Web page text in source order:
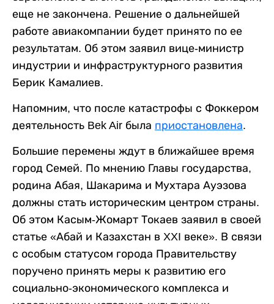
еще не закончена. Решение о дальнейшей
работе авиакомпании будет принято по ее
результатам. Об этом заявил вице-министр
индустрии и инфраструктурного развития
Берик Камалиев.
Напомним, что после катастрофы с Фоккером
деятельность Bek Air была приостановлена.
Большие перемены ждут в ближайшее время
город Семей. По мнению Главы государства,
родина Абая, Шакарима и Мухтара Ауэзова
должны стать историческим центром страны.
Об этом Касым-Жомарт Токаев заявил в своей
статье «Абай и Казахстан в XXI веке». В связи
с особым статусом города Правительству
поручено принять меры к развитию его
социально-экономического комплекса и